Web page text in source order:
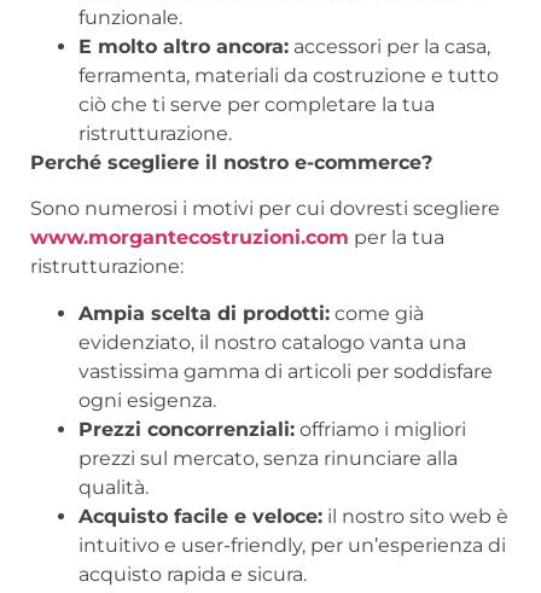
funzionale.
E molto altro ancora: accessori per la casa,
ferramenta, materiali da costruzione e tutto
ciò che ti serve per completare la tua
ristrutturazione.
Perché scegliere il nostro e-commerce?
Sono numerosi i motivi per cui dovresti scegliere
www.morgantecostruzioni.com per la tua
ristrutturazione:
Ampia scelta di prodotti: come già
evidenziato, il nostro catalogo vanta una
vastissima gamma di articoli per soddisfare
ogni esigenza.
Prezzi concorrenziali: offriamo i migliori
prezzi sul mercato, senza rinunciare alla
qualità.
Acquisto facile e veloce: il nostro sito web è
intuitivo e user-friendly, per un’esperienza di
acquisto rapida e sicura.